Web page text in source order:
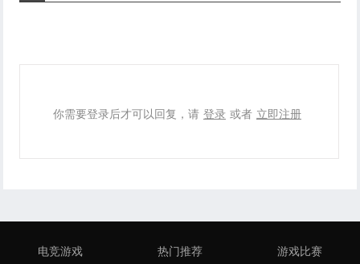
你需要登录后才可以回复，请 登录 或者 立即注册
电竞游戏 热门推荐 游戏比赛